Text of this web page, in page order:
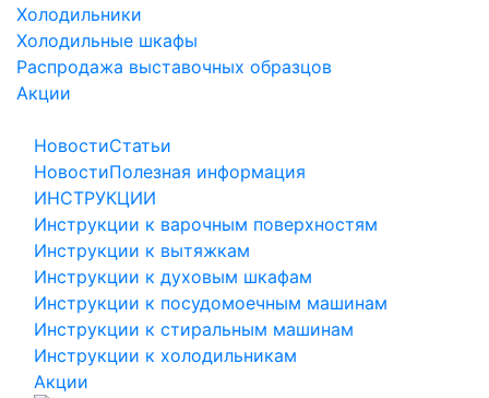
Холодильники
Холодильные шкафы
Распродажа выставочных образцов
Акции
Новости
Новости
Статьи
Полезная информация
ИНСТРУКЦИИ
Инструкции к варочным поверхностям
Инструкции к вытяжкам
Инструкции к духовым шкафам
Инструкции к посудомоечным машинам
Инструкции к стиральным машинам
Инструкции к холодильникам
Акции